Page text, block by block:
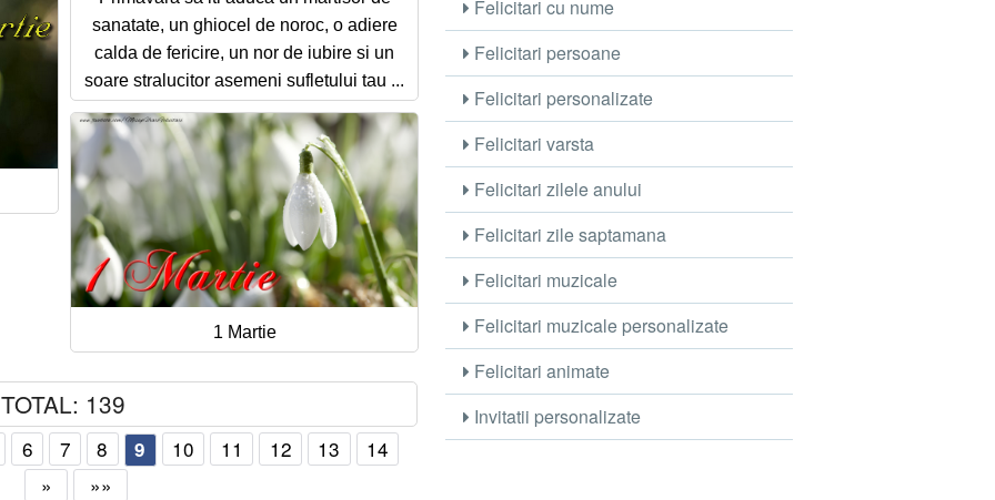
sanatate, un ghiocel de noroc, o adiere
calda de fericire, un nor de iubire si un
soare stralucitor asemeni sufletului tau ...
1 Martie
TOTAL: 139
6 7 8 9 10 11 12 13
14
»
»»
Felicitari cu nume
Felicitari persoane
Felicitari personalizate
Felicitari varsta
Felicitari zilele anului
Felicitari zile saptamana
Felicitari muzicale
Felicitari muzicale personalizate
Felicitari animate
Invitatii personalizate